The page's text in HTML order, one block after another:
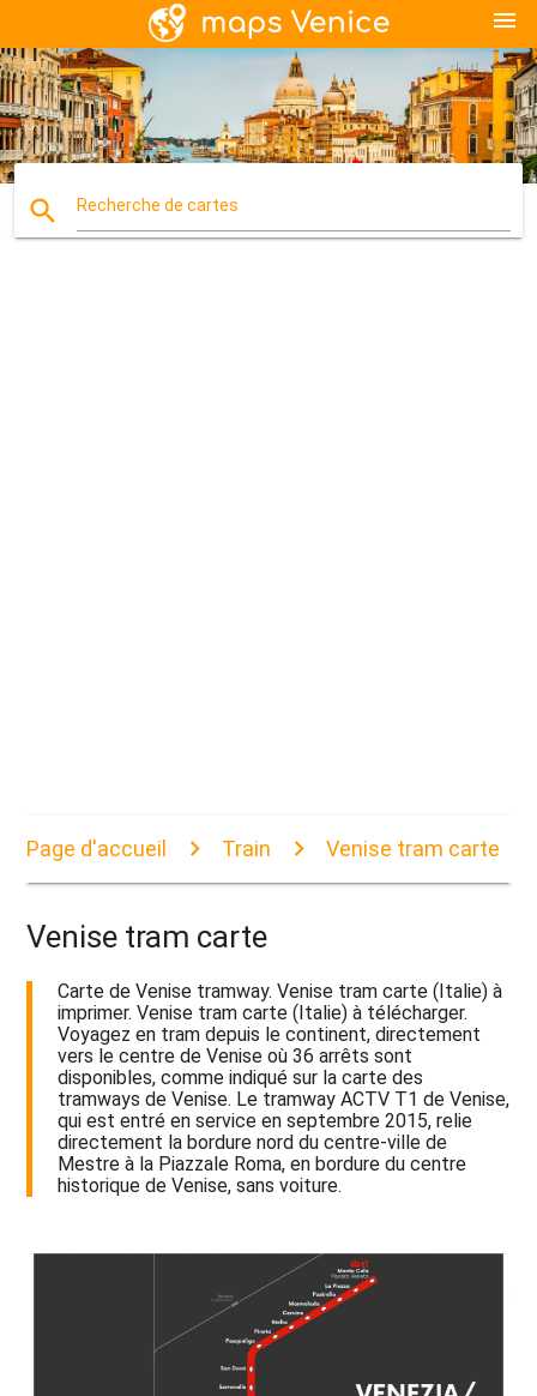
menu
search Recherche de cartes
Page d'accueil Train Venise tram carte
Venise tram carte
Carte de Venise tramway. Venise tram carte (Italie) à
imprimer. Venise tram carte (Italie) à télécharger.
Voyagez en tram depuis le continent, directement
vers le centre de Venise où 36 arrêts sont
disponibles, comme indiqué sur la carte des
tramways de Venise. Le tramway ACTV T1 de Venise,
qui est entré en service en septembre 2015, relie
directement la bordure nord du centre-ville de
Mestre à la Piazzale Roma, en bordure du centre
historique de Venise, sans voiture.